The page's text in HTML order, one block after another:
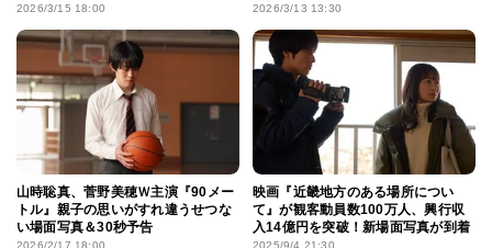
2026/3/15 18:00 2026/3/13 13:30
山時聡真、菅野美穂Ｗ主演『90メー
トル』親子の思いがすれ違うせつな
い場面写真＆30秒予告
2026/2/17 18:00
映画『近畿地方のある場所につい
て』が観客動員数100万人、興行収
入14億円を突破！新場面写真が到着
2025/9/4 21:30